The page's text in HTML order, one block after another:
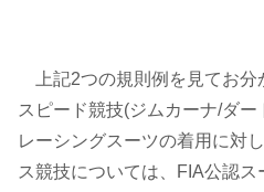
上記2つの規則例を見てお分
スピード競技(ジムカーナ/ダ
レーシングスーツの着用に対
ス競技については、FIA公認